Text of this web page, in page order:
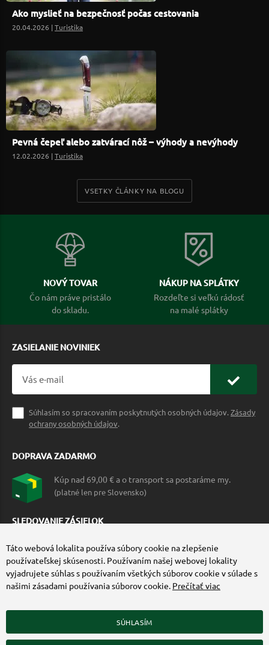
Ako myslieť na bezpečnosť počas cestovania
20.04.2026 |Turistika
Pevná čepeľ alebo zatvárací nôž – výhody a nevýhody
12.02.2026 |Turistika
VSETKY ČLÁNKY NA BLOGU
NOVÝ TOVAR
Čo nám práve pristálo
do skladu.
NÁKUP NA SPLÁTKY
Rozdeľte si veľkú rádosť
na malé splátky
ZASIELANIE NOVINIEK
Súhlasím so spracovaním poskytnutých osobných údajov.Zásady
ochrany osobných údajov.
DOPRAVA ZADARMO
Kúp nad 69,00 € a o transport sa postaráme my.
(platné len pre Slovensko)
SLEDOVANIE ZÁSIELOK
ZÍSKAJTE VIAC O COMMANDO.SK
Táto webová lokalita používa súbory cookie na zlepšenie
používateľskej skúsenosti. Používaním našej webovej lokality
vyjadrujete súhlas s používaním všetkých súborov cookie v súlade s
našimi zásadami používania súborov cookie. Prečítať viac
SÚHLASÍM